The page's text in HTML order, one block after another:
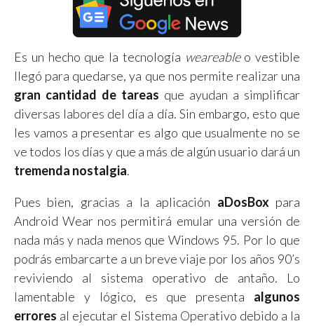
Es un hecho que la tecnología weareableo vestible
llegó para quedarse, ya que nos permite realizar una
gran cantidad de tareas que ayudan a simplificar
diversas labores del día a día. Sin embargo, esto que
les vamos a presentar es algo que usualmente no se
ve todos los días y que a más de algún usuario dará un
tremenda nostalgia.
Pues bien, gracias a la aplicación aDosBoxpara
Android Wear nos permitirá emular una versión de
nada más y nada menos que Windows 95. Por lo que
podrás embarcarte a un breve viaje por los años 90’s
reviviendo al sistema operativo de antaño. Lo
lamentable y lógico, es que presenta algunos
errores al ejecutar el Sistema Operativo debido a la